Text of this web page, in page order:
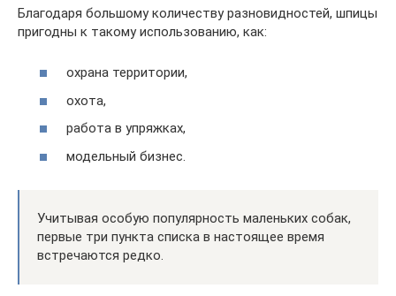
Благодаря большому количеству разновидностей, шпицы
пригодны к такому использованию, как:
охрана территории,
охота,
работа в упряжках,
модельный бизнес.
Учитывая особую популярность маленьких собак,
первые три пункта списка в настоящее время
встречаются редко.